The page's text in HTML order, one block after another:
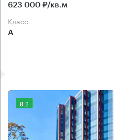
623 000 ₽/кв.м
класс
А
8.2